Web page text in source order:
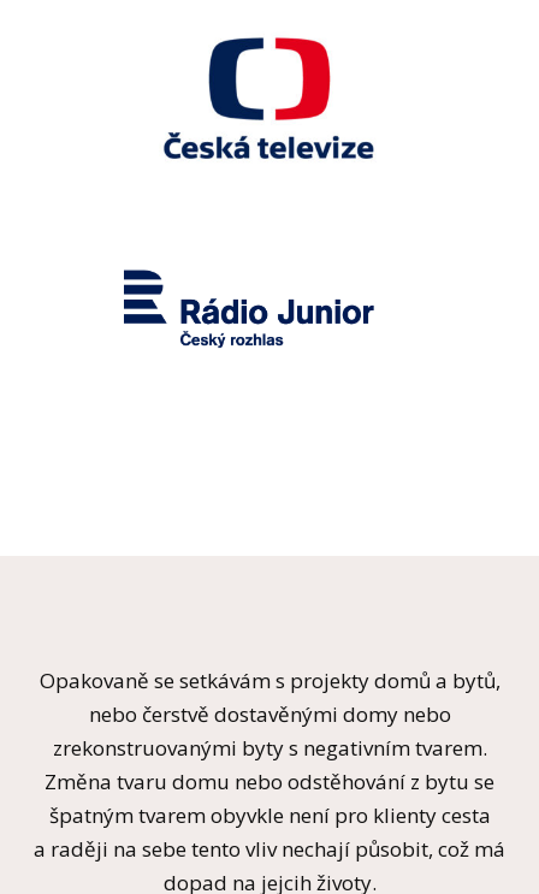
Opakovaně se setkávám s projekty domů a bytů,
nebo čerstvě dostavěnými domy nebo
zrekonstruovanými byty s negativním tvarem.
Změna tvaru domu nebo odstěhování z bytu se
špatným tvarem obyvkle není pro klienty cesta
a raději na sebe tento vliv nechají působit, což má
dopad na jejcih životy.